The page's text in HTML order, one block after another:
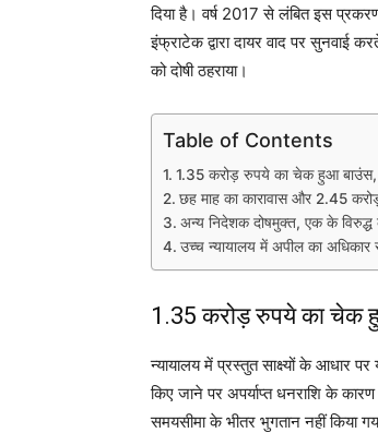
दिया है। वर्ष 2017 से लंबित इस
इंफ्राटेक द्वारा दायर वाद पर सुनवाई
को दोषी ठहराया।
Table of Contents
1.35 करोड़ रुपये का चेक हुआ बाउंस,
छह माह का कारावास और 2.45
अन्य निदेशक दोषमुक्त, एक के विरुद्ध
उच्च न्यायालय में अपील का अधिकार
1.35 करोड़ रुपये का चेक
न्यायालय में प्रस्तुत साक्ष्यों के आधार
किए जाने पर अपर्याप्त धनराशि के
समयसीमा के भीतर भुगतान नहीं किया